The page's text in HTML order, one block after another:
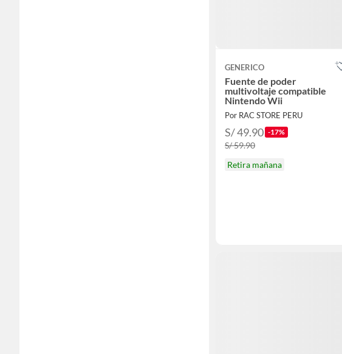
GENERICO
Fuente de poder
multivoltaje compatible
Nintendo Wii
Por RAC STORE PERU
S/ 49.90 -17%
S/ 59.90
Retira mañana